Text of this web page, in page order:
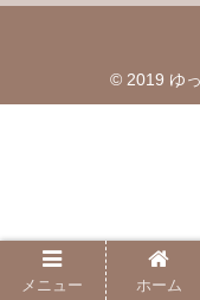
© 2019 ゆ
メニュー ホーム